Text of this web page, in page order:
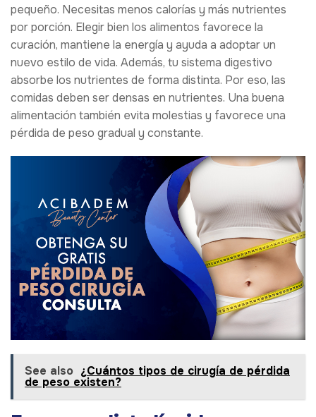
pequeño. Necesitas menos calorías y más nutrientes
por porción. Elegir bien los alimentos favorece la
curación, mantiene la energía y ayuda a adoptar un
nuevo estilo de vida. Además, tu sistema digestivo
absorbe los nutrientes de forma distinta. Por eso, las
comidas deben ser densas en nutrientes. Una buena
alimentación también evita molestias y favorece una
pérdida de peso gradual y constante.
See also ¿Cuántos tipos de cirugía de pérdida
de peso existen?